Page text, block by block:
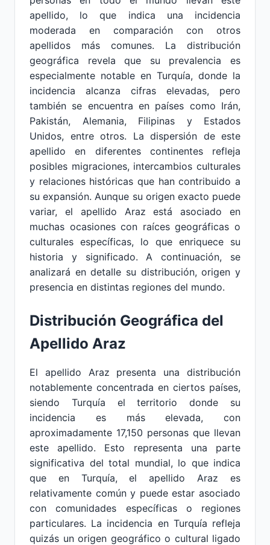
apellido, lo que indica una incidencia
moderada en comparación con otros
apellidos más comunes. La distribución
geográfica revela que su prevalencia es
especialmente notable en Turquía, donde la
incidencia alcanza cifras elevadas, pero
también se encuentra en países como Irán,
Pakistán, Alemania, Filipinas y Estados
Unidos, entre otros. La dispersión de este
apellido en diferentes continentes refleja
posibles migraciones, intercambios culturales
y relaciones históricas que han contribuido a
su expansión. Aunque su origen exacto puede
variar, el apellido Araz está asociado en
muchas ocasiones con raíces geográficas o
culturales específicas, lo que enriquece su
historia y significado. A continuación, se
analizará en detalle su distribución, origen y
presencia en distintas regiones del mundo.
Distribución Geográfica del
Apellido Araz
El apellido Araz presenta una distribución
notablemente concentrada en ciertos países,
siendo Turquía el territorio donde su
incidencia es más elevada, con
aproximadamente 17,150 personas que llevan
este apellido. Esto representa una parte
significativa del total mundial, lo que indica
que en Turquía, el apellido Araz es
relativamente común y puede estar asociado
con comunidades específicas o regiones
particulares. La incidencia en Turquía refleja
quizás un origen geográfico o cultural ligado